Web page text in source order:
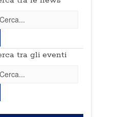
tra gli eventi